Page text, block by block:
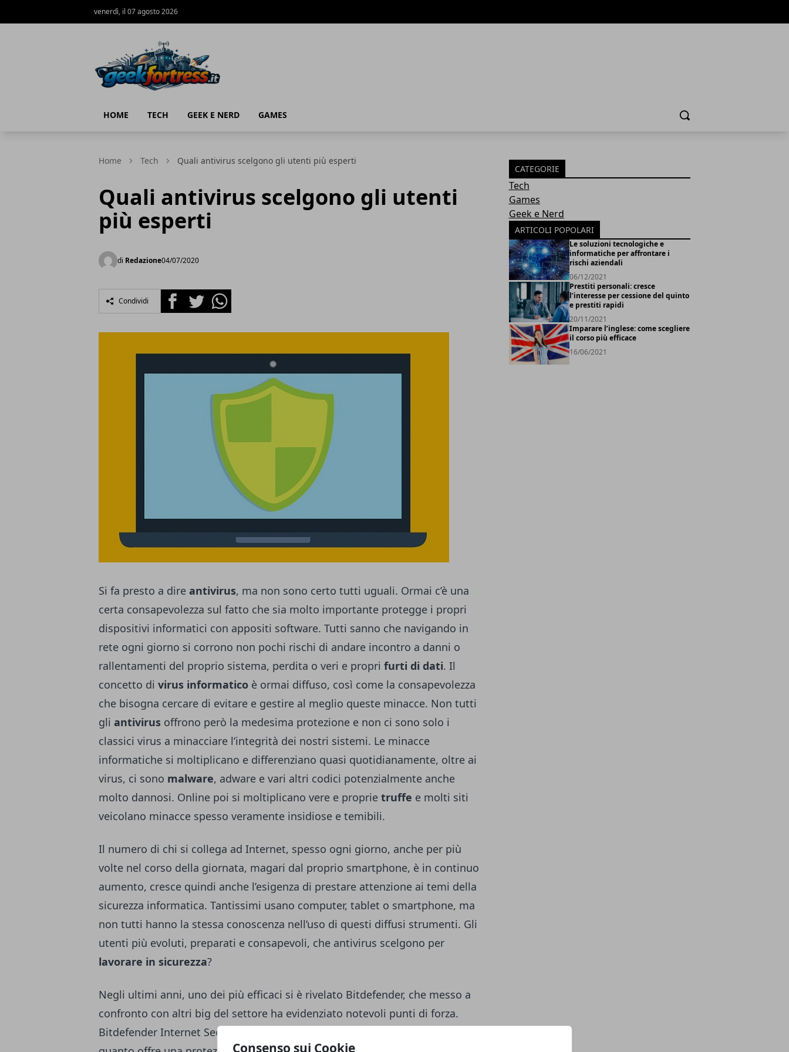
Consenso sui Cookie
venerdì, il 07 agosto 2026
HOME TECH GEEK E NERD GAMES Cerca
Home Tech Quali antivirus scelgono gli utenti più esperti
Quali antivirus scelgono gli utenti
più esperti
di Redazione04/07/2020
Condividi FacebookTwitterWhatsapp
Si fa presto a dire antivirus, ma non sono certo tutti uguali. Ormai c’è una
certa consapevolezza sul fatto che sia molto importante protegge i propri
dispositivi informatici con appositi software. Tutti sanno che navigando in
rete ogni giorno si corrono non pochi rischi di andare incontro a danni o
rallentamenti del proprio sistema, perdita o veri e propri furti di dati. Il
concetto di virus informatico è ormai diffuso, così come la consapevolezza
che bisogna cercare di evitare e gestire al meglio queste minacce. Non tutti
gli antivirus offrono però la medesima protezione e non ci sono solo i
classici virus a minacciare l’integrità dei nostri sistemi. Le minacce
informatiche si moltiplicano e differenziano quasi quotidianamente, oltre ai
virus, ci sono malware, adware e vari altri codici potenzialmente anche
molto dannosi. Online poi si moltiplicano vere e proprie truffe e molti siti
veicolano minacce spesso veramente insidiose e temibili.
Il numero di chi si collega ad Internet, spesso ogni giorno, anche per più
volte nel corso della giornata, magari dal proprio smartphone, è in continuo
aumento, cresce quindi anche l’esigenza di prestare attenzione ai temi della
sicurezza informatica. Tantissimi usano computer, tablet o smartphone, ma
non tutti hanno la stessa conoscenza nell’uso di questi diffusi strumenti. Gli
utenti più evoluti, preparati e consapevoli, che antivirus scelgono per
lavorare in sicurezza?
Negli ultimi anni, uno dei più efficaci si è rivelato Bitdefender, che messo a
confronto con altri big del settore ha evidenziato notevoli punti di forza.
Bitdefender Internet Security 2020
CATEGORIE
Tech
Games
Geek e Nerd
ARTICOLI POPOLARI
Le soluzioni tecnologiche e
informatiche per affrontare i
rischi aziendali
06/12/2021
Prestiti personali: cresce
l’interesse per cessione del quinto
e prestiti rapidi
20/11/2021
Imparare l’inglese: come scegliere
il corso più efficace
16/06/2021